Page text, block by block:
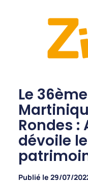
Le
Rondes :
dévoile
Publié le 29/07/